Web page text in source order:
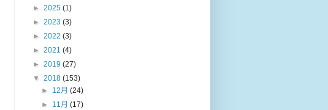
► 2025 (1)
► 2023 (3)
► 2022 (3)
► 2021 (4)
► 2019 (27)
▼ 2018 (153)
► 12月(24)
► 11月(17)